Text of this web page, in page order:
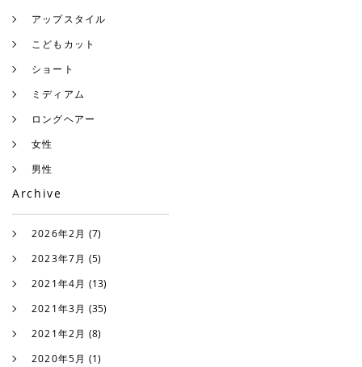
アップスタイル
こどもカット
ショート
ミディアム
ロングヘアー
女性
男性
Archive
2026年2月 (7)
2023年7月 (5)
2021年4月 (13)
2021年3月 (35)
2021年2月 (8)
2020年5月 (1)